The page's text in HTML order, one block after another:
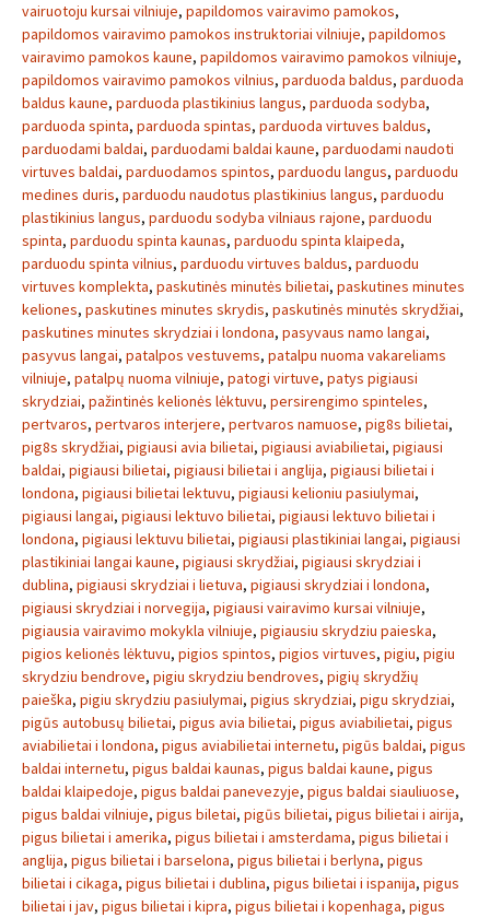
vairuotoju kursai vilniuje, papildomos vairavimo pamokos,
papildomos vairavimo pamokos instruktoriai vilniuje, papildomos
vairavimo pamokos kaune, papildomos vairavimo pamokos vilniuje,
papildomos vairavimo pamokos vilnius, parduoda baldus, parduoda
baldus kaune, parduoda plastikinius langus, parduoda sodyba,
parduoda spinta, parduoda spintas, parduoda virtuves baldus,
parduodami baldai, parduodami baldai kaune, parduodami naudoti
virtuves baldai, parduodamos spintos, parduodu langus, parduodu
medines duris, parduodu naudotus plastikinius langus, parduodu
plastikinius langus, parduodu sodyba vilniaus rajone, parduodu
spinta, parduodu spinta kaunas, parduodu spinta klaipeda,
parduodu spinta vilnius, parduodu virtuves baldus, parduodu
virtuves komplekta, paskutinės minutės bilietai, paskutines minutes
keliones, paskutines minutes skrydis, paskutinės minutės skrydžiai,
paskutines minutes skrydziai i londona, pasyvaus namo langai,
pasyvus langai, patalpos vestuvems, patalpu nuoma vakareliams
vilniuje, patalpų nuoma vilniuje, patogi virtuve, patys pigiausi
skrydziai, pažintinės kelionės lėktuvu, persirengimo spinteles,
pertvaros, pertvaros interjere, pertvaros namuose, pig8s bilietai,
pig8s skrydžiai, pigiausi avia bilietai, pigiausi aviabilietai, pigiausi
baldai, pigiausi bilietai, pigiausi bilietai i anglija, pigiausi bilietai i
londona, pigiausi bilietai lektuvu, pigiausi kelioniu pasiulymai,
pigiausi langai, pigiausi lektuvo bilietai, pigiausi lektuvo bilietai i
londona, pigiausi lektuvu bilietai, pigiausi plastikiniai langai, pigiausi
plastikiniai langai kaune, pigiausi skrydžiai, pigiausi skrydziai i
dublina, pigiausi skrydziai i lietuva, pigiausi skrydziai i londona,
pigiausi skrydziai i norvegija, pigiausi vairavimo kursai vilniuje,
pigiausia vairavimo mokykla vilniuje, pigiausiu skrydziu paieska,
pigios kelionės lėktuvu, pigios spintos, pigios virtuves, pigiu, pigiu
skrydziu bendrove, pigiu skrydziu bendroves, pigių skrydžių
paieška, pigiu skrydziu pasiulymai, pigius skrydziai, pigu skrydziai,
pigūs autobusų bilietai, pigus avia bilietai, pigus aviabilietai, pigus
aviabilietai i londona, pigus aviabilietai internetu, pigūs baldai, pigus
baldai internetu, pigus baldai kaunas, pigus baldai kaune, pigus
baldai klaipedoje, pigus baldai panevezyje, pigus baldai siauliuose,
pigus baldai vilniuje, pigus biletai, pigūs bilietai, pigus bilietai i airija,
pigus bilietai i amerika, pigus bilietai i amsterdama, pigus bilietai i
anglija, pigus bilietai i barselona, pigus bilietai i berlyna, pigus
bilietai i cikaga, pigus bilietai i dublina, pigus bilietai i ispanija, pigus
bilietai i jav, pigus bilietai i kipra, pigus bilietai i kopenhaga, pigus